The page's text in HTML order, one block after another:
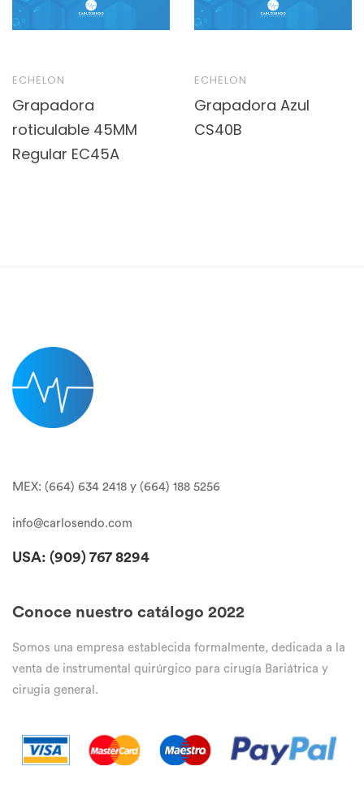
ECHELON
Grapadora
roticulable 45MM
Regular EC45A
ECHELON
Grapadora Azul
CS40B
MEX: (664) 634 2418 y (664) 188 5256
info@carlosendo.com
USA: (909) 767 8294
Conoce nuestro catálogo 2022
Somos una empresa establecida formalmente, dedicada a la
venta de instrumental quirúrgico para cirugía Bariátrica y
cirugia general.